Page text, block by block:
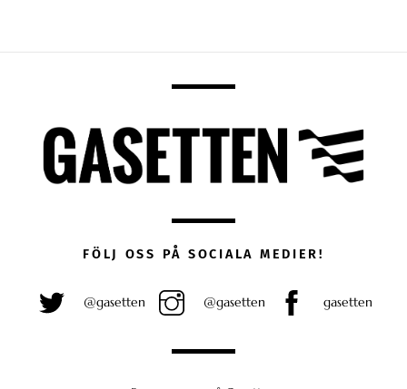
FÖLJ OSS PÅ SOCIALA MEDIER!
@gasetten @gasetten gasetten